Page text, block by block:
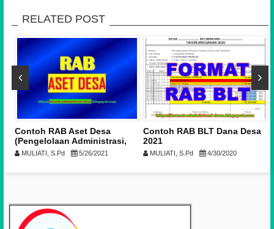
RELATED POST
Contoh RAB Aset Desa
(Pengelolaan Administrasi,
Inventarisasi dan Penilaian)
MULIATI, S.Pd 5/26/2021
Contoh RAB BLT Dana Desa
2021
MULIATI, S.Pd 4/30/2020